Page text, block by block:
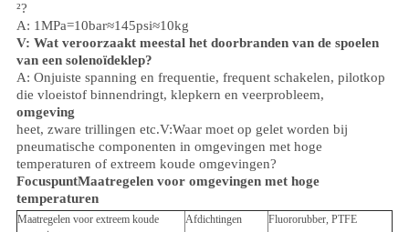
²?
A: 1MPa=10bar≈145psi≈10kg
V: Wat veroorzaakt meestal het doorbranden van de spoelen
van een solenoïdeklep?
A: Onjuiste spanning en frequentie, frequent schakelen, pilotkop
die vloeistof binnendringt, klepkern en veerprobleem,
omgeving
heet, zware trillingen etc.V:Waar moet op gelet worden bij
pneumatische componenten in omgevingen met hoge
temperaturen of extreem koude omgevingen?
FocuspuntMaatregelen voor omgevingen met hoge
temperaturen
Maatregelen voor extreem koude
Afdichtingen Fluororubber, PTFE